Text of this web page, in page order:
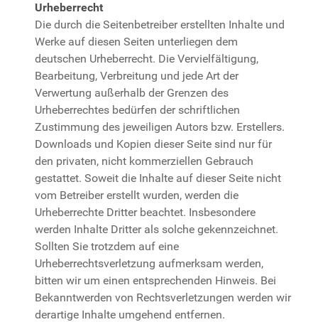
Urheberrecht
Die durch die Seitenbetreiber erstellten Inhalte und
Werke auf diesen Seiten unterliegen dem
deutschen Urheberrecht. Die Vervielfältigung,
Bearbeitung, Verbreitung und jede Art der
Verwertung außerhalb der Grenzen des
Urheberrechtes bedürfen der schriftlichen
Zustimmung des jeweiligen Autors bzw. Erstellers.
Downloads und Kopien dieser Seite sind nur für
den privaten, nicht kommerziellen Gebrauch
gestattet. Soweit die Inhalte auf dieser Seite nicht
vom Betreiber erstellt wurden, werden die
Urheberrechte Dritter beachtet. Insbesondere
werden Inhalte Dritter als solche gekennzeichnet.
Sollten Sie trotzdem auf eine
Urheberrechtsverletzung aufmerksam werden,
bitten wir um einen entsprechenden Hinweis. Bei
Bekanntwerden von Rechtsverletzungen werden wir
derartige Inhalte umgehend entfernen.